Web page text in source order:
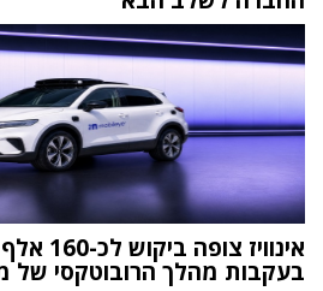
בעקבות מהלך הרובוטקסי של